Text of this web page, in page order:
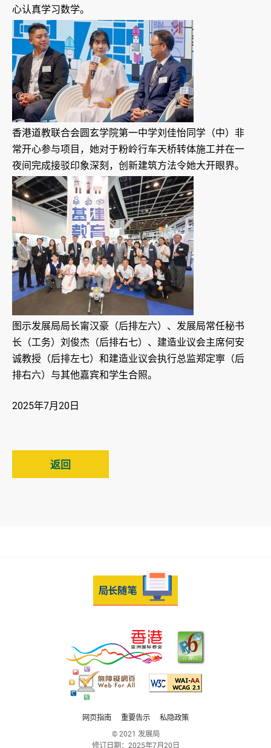
心认真学习数学。
香港道教联合会圆玄学院第一中学刘佳怡同学（中）非
常开心参与项目，她对于粉岭行车天桥转体施工并在一
夜间完成接驳印象深刻，创新建筑方法令她大开眼界。
图示发展局局长甯汉豪（后排左六）、发展局常任秘书
长（工务）刘俊杰（后排右七）、建造业议会主席何安
诚教授（后排左七）和建造业议会执行总监郑定寕（后
排右六）与其他嘉宾和学生合照。
2025年7月20日
返回
网页指南 重要告示
私隐政策
© 2021 发展局
修订日期： 2025年7月20日